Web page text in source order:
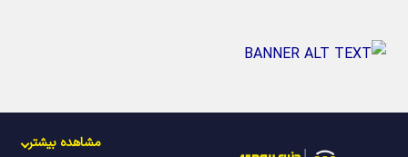
مشاهده بیشتر